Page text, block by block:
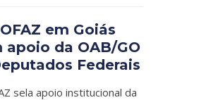
em Goiás
apoio da OAB/GO
Federais
sela apoio institucional da